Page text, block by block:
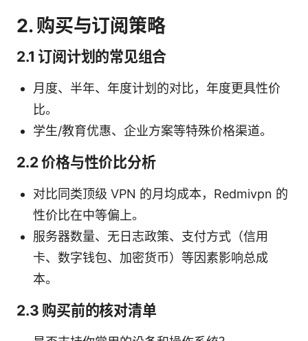
2. 购买与订阅策略
2.1 订阅计划的常见组合
月度、半年、年度计划的对比，年度更具性价
比。
学生/教育优惠、企业方案等特殊价格渠道。
2.2 价格与性价比分析
对比同类顶级 VPN 的月均成本，Redmivpn 的
性价比在中等偏上。
服务器数量、无日志政策、支付方式（信用
卡、数字钱包、加密货币）等因素影响总成
本。
2.3 购买前的核对清单